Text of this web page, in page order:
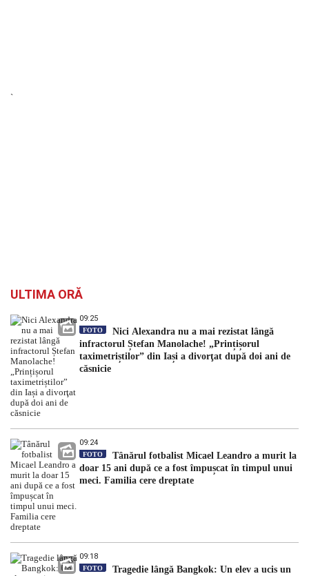
`
ULTIMA ORĂ
09:25
FOTO
Nici Alexandra nu a mai rezistat lângă
infractorul Ștefan Manolache! „Prințișorul
taximetriștilor” din Iași a divorţat după doi ani de
căsnicie
09:24
FOTO
Tânărul fotbalist Micael Leandro a murit la
doar 15 ani după ce a fost împușcat în timpul unui
meci. Familia cere dreptate
09:18
FOTO
Tragedie lângă Bangkok: Un elev a ucis un